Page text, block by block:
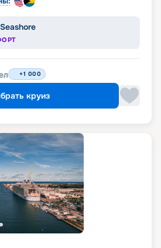
+1 000
круиз